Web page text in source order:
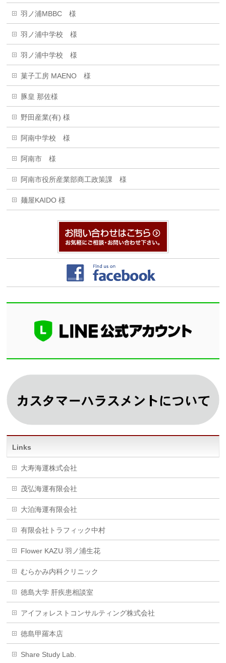
羽ノ浦MBBC 様
羽ノ浦中学校 様
羽ノ浦中学校 様
菓子工房 MAENO 様
豚皇 那佐様
野田産業(有) 様
阿南中学校 様
阿南市 様
阿南市役所産業部商工政策課 様
麺屋KAIDO 様
Links
大寿海運株式会社
茂弘海運有限会社
大泊海運有限会社
有限会社トラフィック中村
Flower KAZU 羽ノ浦生花
むらかみ内科クリニック
徳島大学 肝疾患相談室
アイフォレストコンサルティング株式会社
徳島甲羅本店
Share Study Lab.